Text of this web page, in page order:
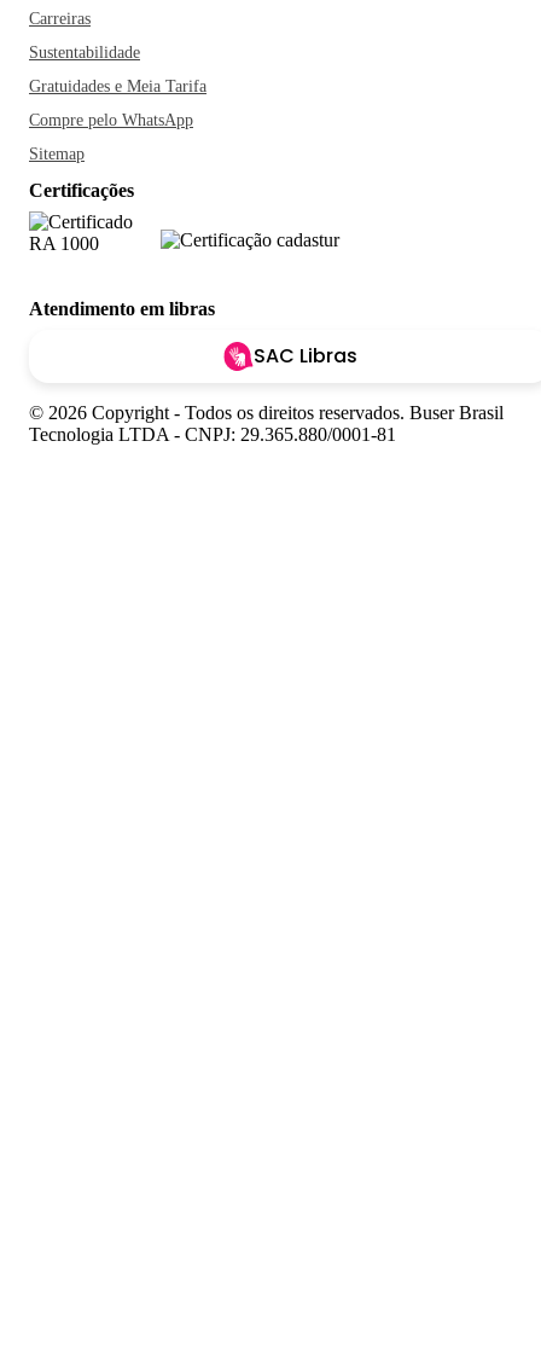
Carreiras
Sustentabilidade
Gratuidades e Meia Tarifa
Compre pelo WhatsApp
Sitemap
Certificações
Atendimento em libras
SAC Libras
© 2026 Copyright - Todos os direitos reservados. Buser Brasil
Tecnologia LTDA - CNPJ: 29.365.880/0001-81